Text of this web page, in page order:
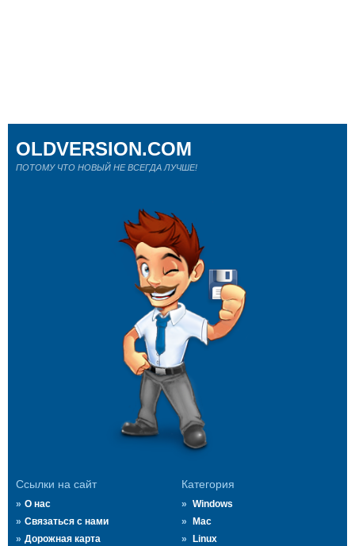
Ссылки на сайт
О нас
Связаться с нами
Дорожная карта
Категория
Windows
Mac
Linux
OLDVERSION.COM
ПОТОМУ ЧТО НОВЫЙ НЕ ВСЕГДА ЛУЧШЕ!